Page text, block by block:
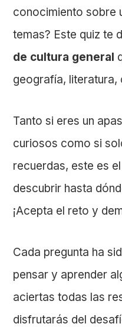
conocimiento sobre
temas? Este quiz te
de cultura general
geografía, literatura,
Tanto si eres un
curiosos como si
recuerdas, este es
descubrir hasta
¡Acepta el reto y
Cada pregunta ha
pensar y aprender
aciertas todas las
disfrutarás del